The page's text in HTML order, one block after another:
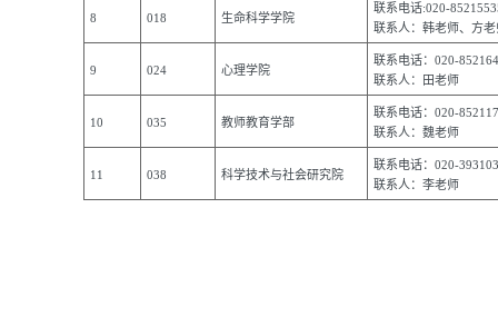
8 018 生命科学学院
联系电话:020-
联系人：韩老师、方老
9 024 心理学院
联系电话：020-
联系人：田老师
10 035 教师教育学部
联系电话：020-
联系人：魏老师
11 038 科学技术与社会研究院
联系电话：020-
联系人：李老师